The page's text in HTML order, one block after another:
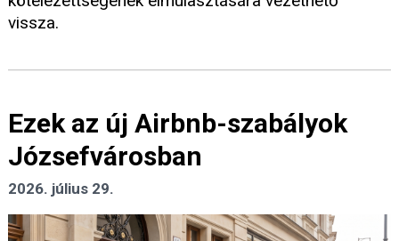
vissza.
Ezek az új Airbnb-szabályok
Józsefvárosban
2026. július 29.